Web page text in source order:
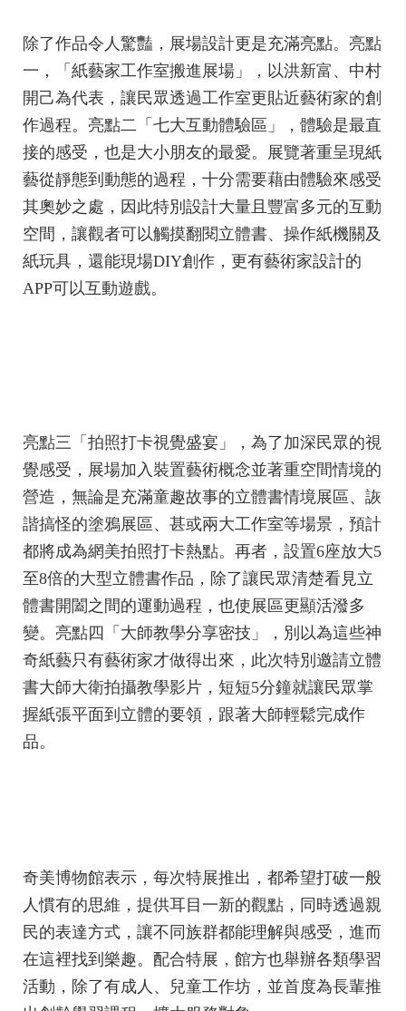
除了作品令人驚豔，展場設計更是充滿亮點。亮點
一，「紙藝家工作室搬進展場」，以洪新富、中村
開己為代表，讓民眾透過工作室更貼近藝術家的創
作過程。亮點二「七大互動體驗區」，體驗是最直
接的感受，也是大小朋友的最愛。展覽著重呈現紙
藝從靜態到動態的過程，十分需要藉由體驗來感受
其奧妙之處，因此特別設計大量且豐富多元的互動
空間，讓觀者可以觸摸翻閱立體書、操作紙機關及
紙玩具，還能現場DIY創作，更有藝術家設計的
APP可以互動遊戲。
亮點三「拍照打卡視覺盛宴」，為了加深民眾的視
覺感受，展場加入裝置藝術概念並著重空間情境的
營造，無論是充滿童趣故事的立體書情境展區、詼
諧搞怪的塗鴉展區、甚或兩大工作室等場景，預計
都將成為網美拍照打卡熱點。再者，設置6座放大5
至8倍的大型立體書作品，除了讓民眾清楚看見立
體書開闔之間的運動過程，也使展區更顯活潑多
變。亮點四「大師教學分享密技」，別以為這些神
奇紙藝只有藝術家才做得出來，此次特別邀請立體
書大師大衛拍攝教學影片，短短5分鐘就讓民眾掌
握紙張平面到立體的要領，跟著大師輕鬆完成作
品。
奇美博物館表示，每次特展推出，都希望打破一般
人慣有的思維，提供耳目一新的觀點，同時透過親
民的表達方式，讓不同族群都能理解與感受，進而
在這裡找到樂趣。配合特展，館方也舉辦各類學習
活動，除了有成人、兒童工作坊，並首度為長輩推